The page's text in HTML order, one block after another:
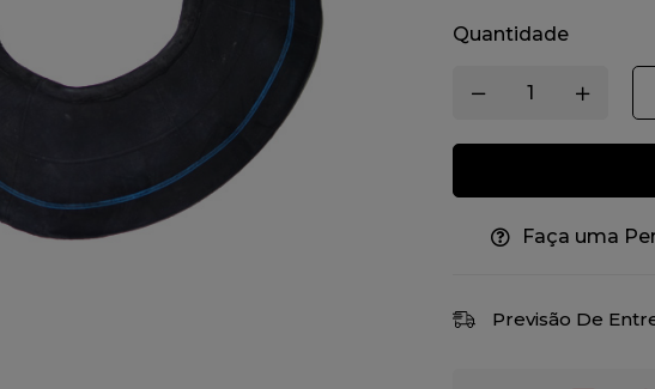
Quantidade
Faça uma
Previsão De